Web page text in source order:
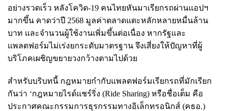
อย่างรวดเร็ว หลังโควิด-19 คนไทยหันมาเรียกรถผ่านแอปฯ
มากขึ้น คาดว่าปี 2568 มูลค่าตลาดแตะหลักหลายหมื่นล้าน
บาท และจำนวนผู้ใช้งานเพิ่มขึ้นต่อเนื่อง หากรัฐและ
แพลตฟอร์มไม่เร่งยกระดับมาตรฐาน จึงเสี่ยงให้ปัญหาที่ผู้
บริโภคเผชิญขยายวงกว้างตามไปด้วย
สำหรับบริบทนี้ กฎหมายกำกับแพลตฟอร์มเรียกรถที่มักเรียก
กันว่า ‘กฎหมายไรด์แชร์ริ่ง (Ride Sharing) หรือชื่อเต็ม คือ
ประกาศคณะกรรมการธุรกรรมทางอิเล็กทรอนิกส์ (คธอ.)